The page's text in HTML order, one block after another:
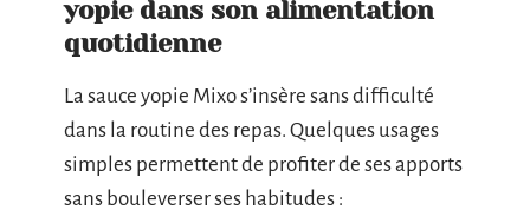
yopie dans son alimentation
quotidienne
La sauce yopie Mixo s’insère sans difficulté
dans la routine des repas. Quelques usages
simples permettent de profiter de ses apports
sans bouleverser ses habitudes :